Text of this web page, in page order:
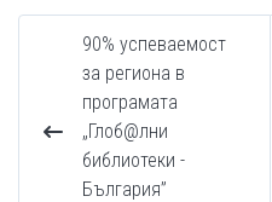
90% успеваемост
за региона в
програмата
„Глоб@лни
библиотеки -
България”